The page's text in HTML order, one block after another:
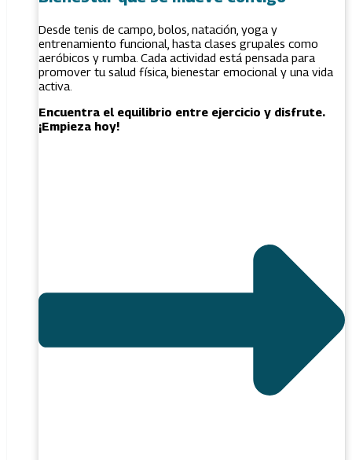
Desde tenis de campo, bolos, natación, yoga y
entrenamiento funcional, hasta clases grupales como
aeróbicos y rumba. Cada actividad está pensada para
promover tu salud física, bienestar emocional y una vida
activa.
Encuentra el equilibrio entre ejercicio y disfrute.
¡Empieza hoy!